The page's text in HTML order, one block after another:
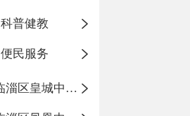
科普健教
便民服务
临淄区皇城中心卫生院